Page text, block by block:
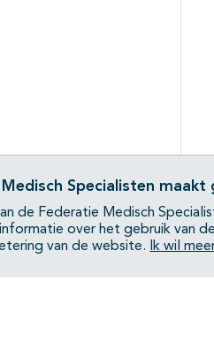
Specialisten maakt
de Federatie Medisch
over het gebruik van
van de website.
Ik wil